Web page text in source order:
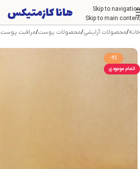
Skip to navigation
Skip to main content
خانه/محصولات آرایشی/محصولات پوست/مراقبت پوست
-2%
اتمام موجودی